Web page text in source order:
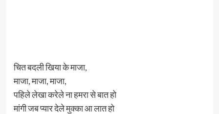
चित बदली खिया के माजा,
माजा, माजा, माजा,
पहिले लेखा करेले ना हमरा से बात हो
मांगी जब प्यार देले मुक्का आ लात हो